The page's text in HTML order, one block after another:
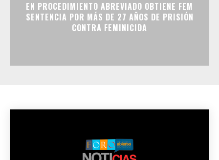
EN PROCEDIMIENTO ABREVIADO OBTIENE FEM
SENTENCIA POR MÁS DE 27 AÑOS DE PRISIÓN
CONTRA FEMINICIDA